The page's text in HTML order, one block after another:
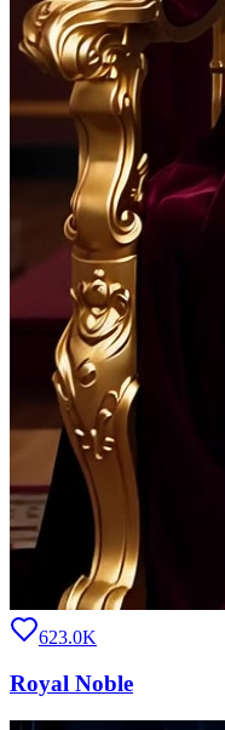
623.0K
Royal Noble